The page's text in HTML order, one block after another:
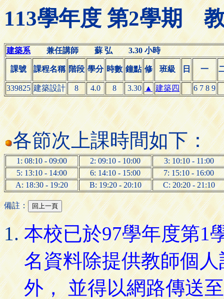
113學年度 第2學期
建築系兼任講師 蘇 弘 3.30 小時
課號 課程名稱 階段 學分 時數 鐘點 修 班級 日 一
339825 建築設計 8 4.0 8 3.30 ▲ 建築四 6 7 8 9
各節次上課時間如下：
1: 08:10 - 09:00 2: 09:10 - 10:00
3: 10:10 - 11:00
5: 13:10 - 14:00
6: 14:10 - 15:00
7: 15:10 - 16:00
A: 18:30 - 19:20
B: 19:20 - 20:10 C: 20:20 - 21:10
備註：
本校已於97學年度第1
名資料除提供教師個
外， 並得以網路傳送